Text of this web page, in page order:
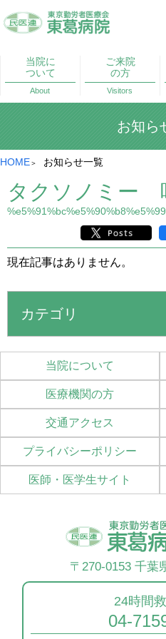
当院に
ついて
About
ご来院
の方
Visitors
お知ら
HOME お知らせ一覧
タクソノミー
現在記事はありません。
カテゴリ
当院について
医療機関の方
交通アクセス
プライバシーポリシー
医師・医学生サイト
〒270-0153 千葉
24時間
04-